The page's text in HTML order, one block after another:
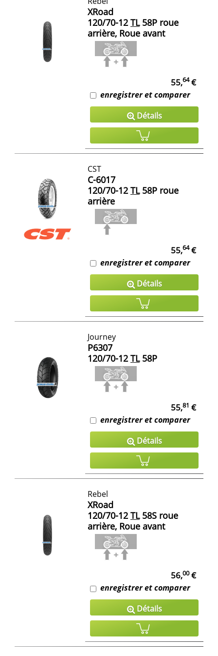
XRoad
120/70-12 TL58P roue
arrière, Roue avant
55,64€
enregistrer et comparer
Détails
CST
C-6017
120/70-12 TL58P roue
arrière
55,64€
enregistrer et comparer
Détails
Journey
P6307
120/70-12 TL58P
55,81 €
enregistrer et comparer
Détails
Rebel
XRoad
120/70-12 TL58S roue
arrière, Roue avant
56,00€
enregistrer et comparer
Détails